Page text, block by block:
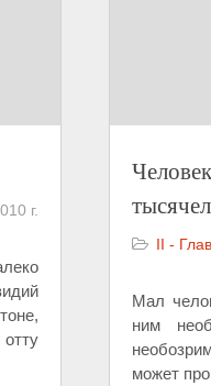
г.
II -
Мал
ним
может